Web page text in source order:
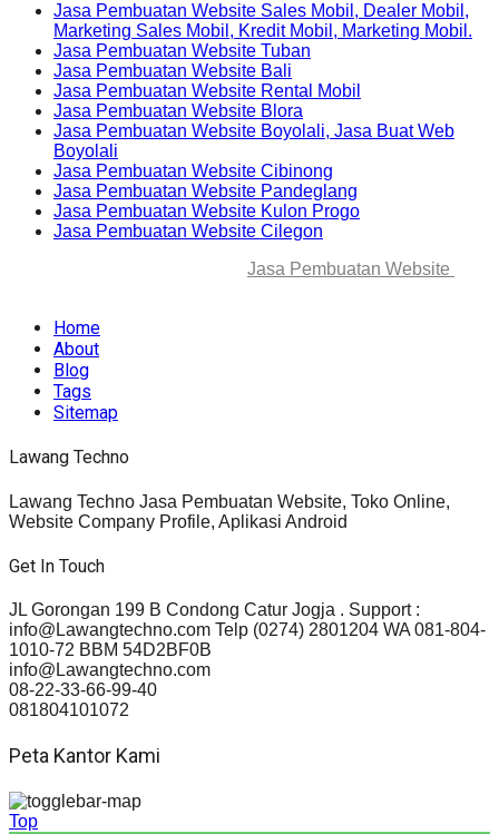
Jasa Pembuatan Website Sales Mobil, Dealer Mobil,
Marketing Sales Mobil, Kredit Mobil, Marketing Mobil.
Jasa Pembuatan Website Tuban
Jasa Pembuatan Website Bali
Jasa Pembuatan Website Rental Mobil
Jasa Pembuatan Website Blora
Jasa Pembuatan Website Boyolali, Jasa Buat Web
Boyolali
Jasa Pembuatan Website Cibinong
Jasa Pembuatan Website Pandeglang
Jasa Pembuatan Website Kulon Progo
Jasa Pembuatan Website Cilegon
Jasa Pembuatan Website
Home
About
Blog
Tags
Sitemap
Lawang Techno
Lawang Techno Jasa Pembuatan Website, Toko Online,
Website Company Profile, Aplikasi Android
Get In Touch
JL Gorongan 199 B Condong Catur Jogja . Support :
info@Lawangtechno.com Telp (0274) 2801204 WA 081-804-
1010-72 BBM 54D2BF0B
info@Lawangtechno.com
08-22-33-66-99-40
081804101072
Peta Kantor Kami
Top